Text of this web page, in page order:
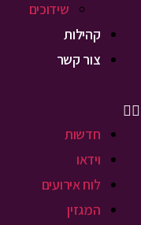
שידוכים
קהילות
צור קשר
חדשות
וידאו
לוח אירועים
המגזין